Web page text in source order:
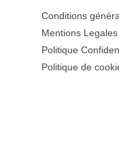
Conditions
Mentions Legales
Politique
Politique de